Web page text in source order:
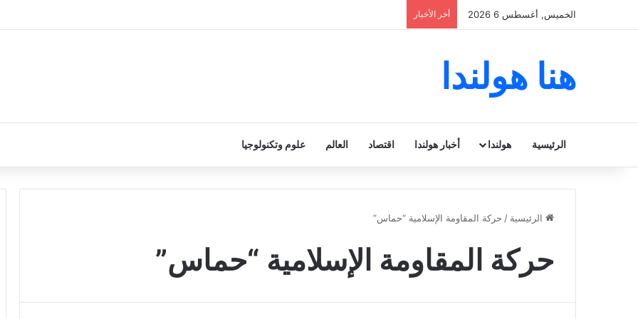
الخميس, أغسطس 6 2026 أخر الأخبار
هنا هولندا
الرئيسية هولندا أخبار هولندا اقتصاد العالم علوم وتكنولوجيا
الرئيسية / حركة المقاومة الإسلامية “حماس”
حركة المقاومة الإسلامية “حماس”